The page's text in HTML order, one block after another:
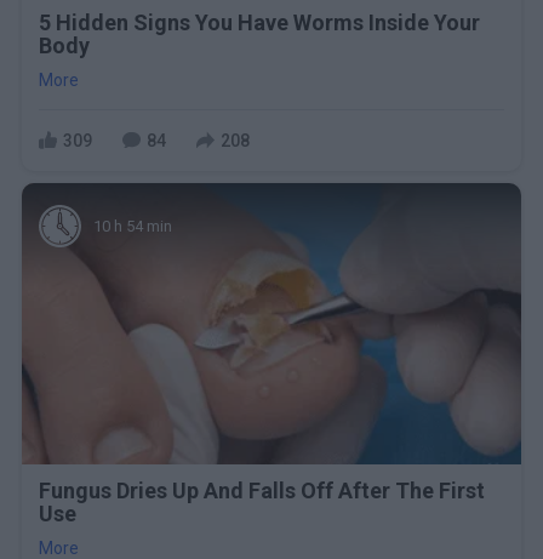
5 Hidden Signs You Have Worms Inside Your
Body
More
309 84 208
10 h 54 min
Fungus Dries Up And Falls Off After The First
Use
More